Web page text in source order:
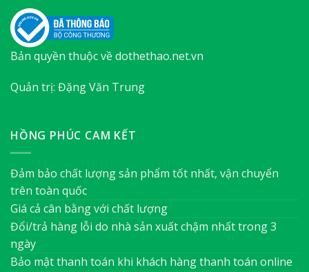
Bản quyền thuộc về dothethao.net.vn
Quản trị: Đặng Văn Trung
HỒNG PHÚC CAM KẾT
Đảm bảo chất lượng sản phẩm tốt nhất, vận chuyển
trên toàn quốc
Giá cả cân bằng với chất lượng
Đổi/trả hàng lỗi do nhà sản xuất chậm nhất trong 3
ngày
Bảo mật thanh toán khi khách hàng thanh toán online